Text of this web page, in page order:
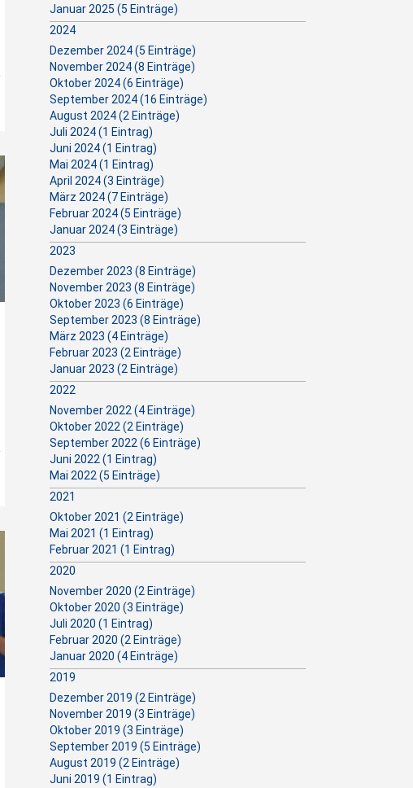
Januar 2025 (5 Einträge)
2024
Dezember 2024 (5 Einträge)
November 2024 (8 Einträge)
Oktober 2024 (6 Einträge)
September 2024 (16 Einträge)
August 2024 (2 Einträge)
Juli 2024 (1 Eintrag)
Juni 2024 (1 Eintrag)
Mai 2024 (1 Eintrag)
April 2024 (3 Einträge)
März 2024 (7 Einträge)
Februar 2024 (5 Einträge)
Januar 2024 (3 Einträge)
2023
Dezember 2023 (8 Einträge)
November 2023 (8 Einträge)
Oktober 2023 (6 Einträge)
September 2023 (8 Einträge)
März 2023 (4 Einträge)
Februar 2023 (2 Einträge)
Januar 2023 (2 Einträge)
2022
November 2022 (4 Einträge)
Oktober 2022 (2 Einträge)
September 2022 (6 Einträge)
Juni 2022 (1 Eintrag)
Mai 2022 (5 Einträge)
2021
Oktober 2021 (2 Einträge)
Mai 2021 (1 Eintrag)
Februar 2021 (1 Eintrag)
2020
November 2020 (2 Einträge)
Oktober 2020 (3 Einträge)
Juli 2020 (1 Eintrag)
Februar 2020 (2 Einträge)
Januar 2020 (4 Einträge)
2019
Dezember 2019 (2 Einträge)
November 2019 (3 Einträge)
Oktober 2019 (3 Einträge)
September 2019 (5 Einträge)
August 2019 (2 Einträge)
Juni 2019 (1 Eintrag)